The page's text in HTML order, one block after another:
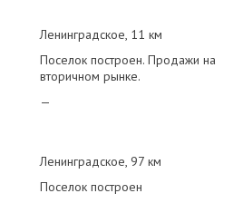
Ленинградское 11 км
Поселок построен. Продажи на
вторичном рынке.
—
Ленинградское 97 км
Поселок построен